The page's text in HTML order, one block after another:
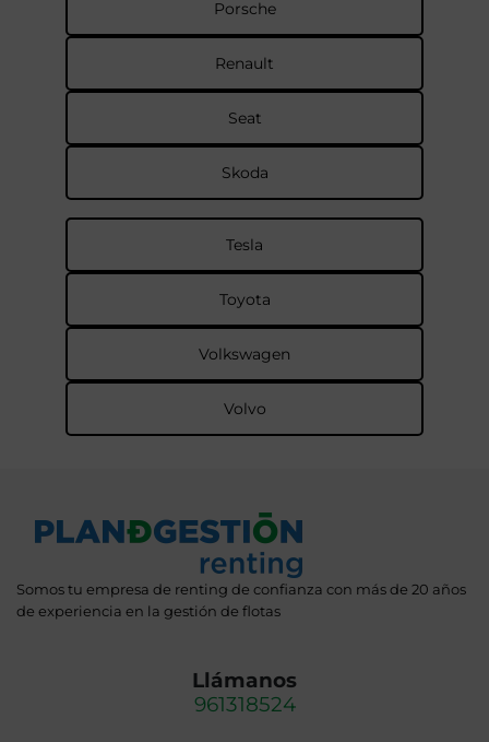
Porsche
Renault
Seat
Skoda
Tesla
Toyota
Volkswagen
Volvo
Somos tu empresa de renting de confianza con más de 20 años
de experiencia en la gestión de flotas
Llámanos
961318524